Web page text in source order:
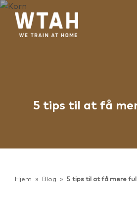
5 tips til at få
Hjem » Blog » 5 tips til at få mere